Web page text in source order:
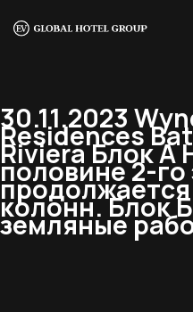
30.11.2023
Residences
Riviera Блок А
половине 2-
колонн. Блок
земляные